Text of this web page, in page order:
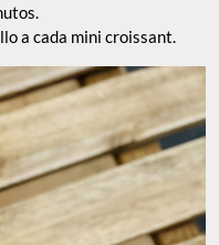
a cada mini croissant.